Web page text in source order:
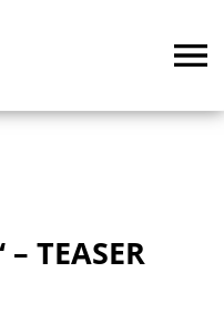
TEASER